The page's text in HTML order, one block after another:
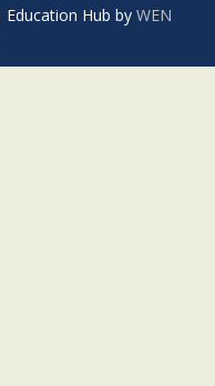
Education Hub by WEN